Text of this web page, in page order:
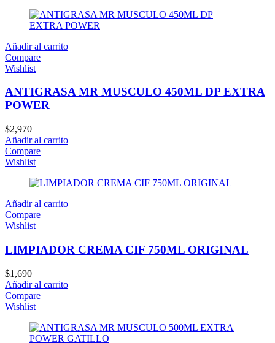
Añadir al carrito
Compare
Wishlist
ANTIGRASA MR MUSCULO 450ML DP EXTRA
POWER
$2,970
Añadir al carrito
Compare
Wishlist
Añadir al carrito
Compare
Wishlist
LIMPIADOR CREMA CIF 750ML ORIGINAL
$1,690
Añadir al carrito
Compare
Wishlist